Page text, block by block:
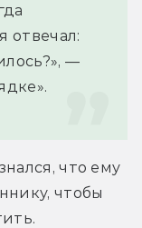
отвечал:
—
что ему
чтобы